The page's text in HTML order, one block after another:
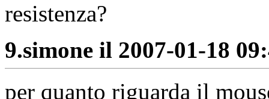
resistenza?
9.simone il 2007-01-18
per quanto riguarda il